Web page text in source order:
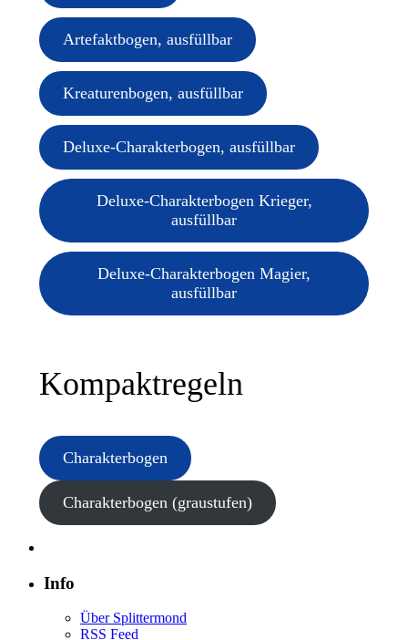
Artefaktbogen, ausfüllbar
Kreaturenbogen, ausfüllbar
Deluxe-Charakterbogen, ausfüllbar
Deluxe-Charakterbogen Krieger,
ausfüllbar
Deluxe-Charakterbogen Magier,
ausfüllbar
Kompaktregeln
Charakterbogen
Charakterbogen (graustufen)
Info
Über Splittermond
RSS Feed